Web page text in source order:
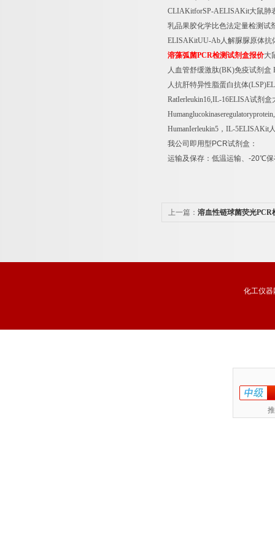
CLIAKitforSP-AELISAKit大鼠肺
乳品果胶化学比色法定量检测试
ELISAKitUU-Ab人解脲脲原体抗
溶藻弧菌PCR检测试剂盒报价大
人血管舒缓激肽(BK)免疫试剂盒
人抗肝特异性脂蛋白抗体
RatIerleukin16,IL-16ELISA试剂盒
HumanIerleukin5 ， IL-5ELISAKit
我公司即用型 PCR试剂盒：
运输及保存：低温运输、 -20℃
上一篇： 溶血性链球菌荧光PCR
化工仪器